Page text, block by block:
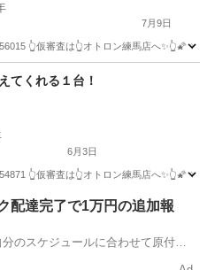
7月9日
👆仮審査は👆オトロン練馬店へ✨👆🌠
てくれる１台！
6月3日
👆仮審査は👆オトロン練馬店へ✨👆🌠
電話番号
配達完了で1万円の追加報
のスケジュールに合わせて原付や